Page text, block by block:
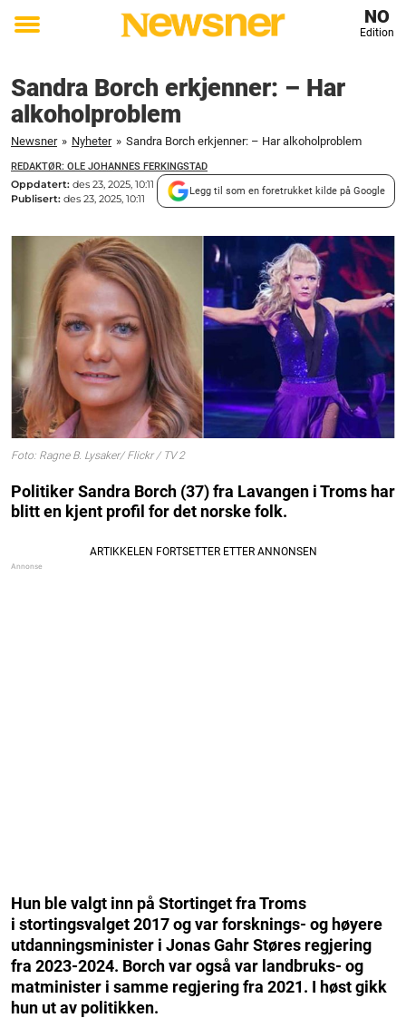
Toggle
NO
Edition
Sandra Borch erkjenner: – Har
alkoholproblem
Newsner » Nyheter » Sandra Borch erkjenner: – Har alkoholproblem
REDAKTØR: OLE JOHANNES FERKINGSTAD
Oppdatert: des 23, 2025, 10:11
Publisert: des 23, 2025, 10:11
Legg til som en foretrukket kilde på Google
Foto: Ragne B. Lysaker/ Flickr / TV 2
Politiker Sandra Borch (37) fra Lavangen i Troms har
blitt en kjent profil for det norske folk.
Hun ble valgt inn på Stortinget fra Troms
i stortingsvalget 2017 og var forsknings- og høyere
utdanningsminister i Jonas Gahr Støres regjering
fra 2023-2024. Borch var også var landbruks- og
matminister i samme regjering fra 2021. I høst gikk
hun ut av politikken.